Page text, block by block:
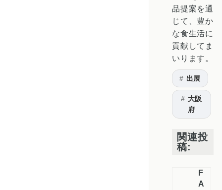
品提案を通
じて、豊か
な食生活に
貢献してま
いります。
出展
大阪
府
関連投
稿:
F
A